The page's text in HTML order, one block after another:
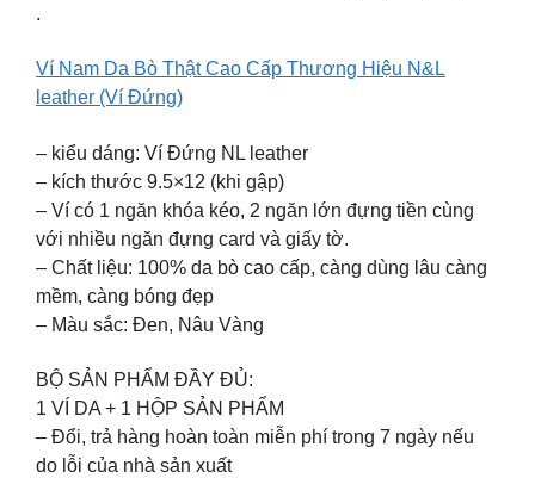
.
Ví Nam Da Bò Thật Cao Cấp Thương Hiệu N&L
leather (Ví Đứng)
– kiểu dáng: Ví Đứng NL leather
– kích thước 9.5×12 (khi gập)
– Ví có 1 ngăn khóa kéo, 2 ngăn lớn đựng tiền cùng
với nhiều ngăn đựng card và giấy tờ.
– Chất liệu: 100% da bò cao cấp, càng dùng lâu càng
mềm, càng bóng đẹp
– Màu sắc: Đen, Nâu Vàng
BỘ SẢN PHẨM ĐẦY ĐỦ:
1 VÍ DA + 1 HỘP SẢN PHẨM
– Đổi, trả hàng hoàn toàn miễn phí trong 7 ngày nếu
do lỗi của nhà sản xuất